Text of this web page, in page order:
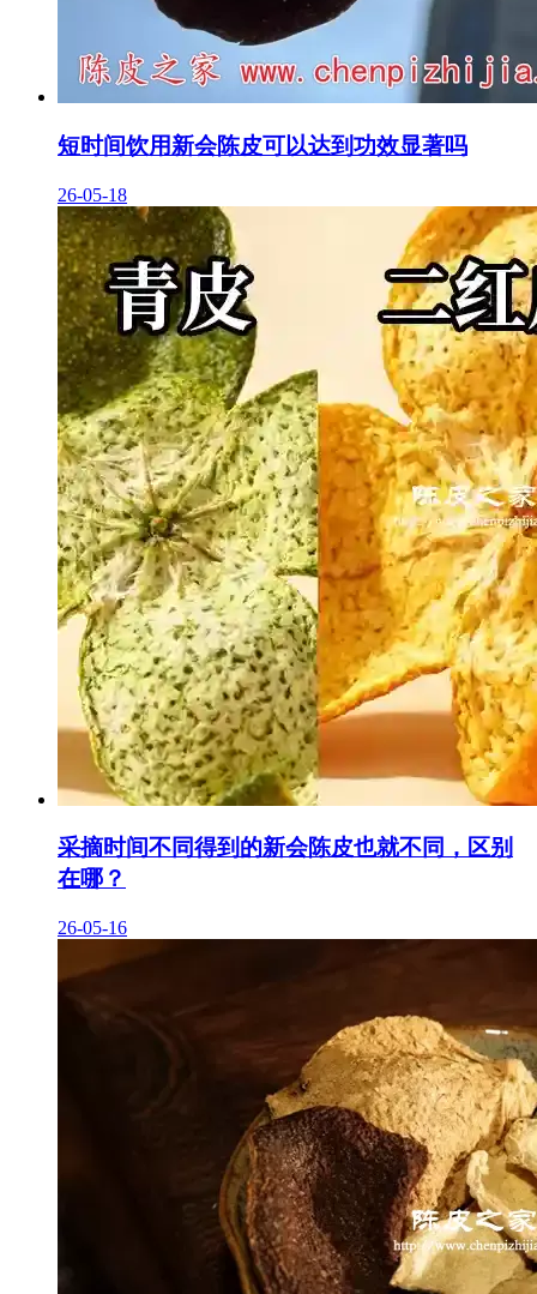
短时间饮用新会陈皮可以达到功效显著吗
26-05-18
采摘时间不同得到的新会陈皮也就不同，区别
在哪？
26-05-16